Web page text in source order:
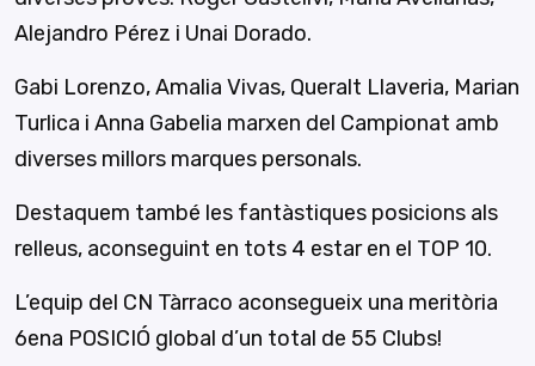
Alejandro Pérez i Unai Dorado.
Gabi Lorenzo, Amalia Vivas, Queralt Llaveria, Marian
Turlica i Anna Gabelia marxen del Campionat amb
diverses millors marques personals.
Destaquem també les fantàstiques posicions als
relleus, aconseguint en tots 4 estar en el TOP 10.
L’equip del CN Tàrraco aconsegueix una meritòria
6ena POSICIÓ global d’un total de 55 Clubs!